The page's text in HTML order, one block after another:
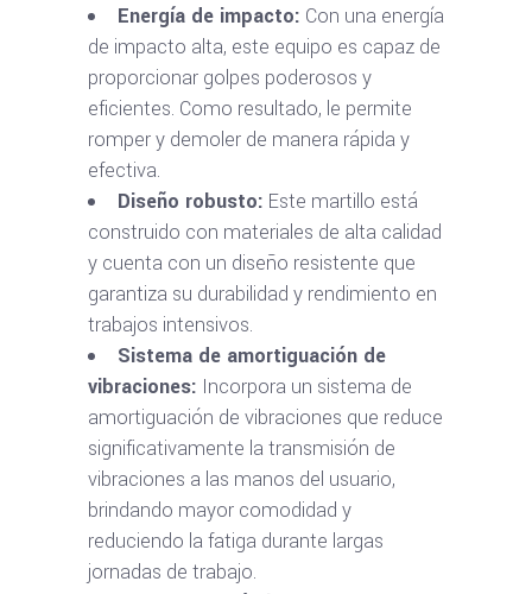
Energía de impacto: Con una energía
de impacto alta, este equipo es capaz de
proporcionar golpes poderosos y
eficientes. Como resultado, le permite
romper y demoler de manera rápida y
efectiva.
Diseño robusto: Este martillo está
construido con materiales de alta calidad
y cuenta con un diseño resistente que
garantiza su durabilidad y rendimiento en
trabajos intensivos.
Sistema de amortiguación de
vibraciones: Incorpora un sistema de
amortiguación de vibraciones que reduce
significativamente la transmisión de
vibraciones a las manos del usuario,
brindando mayor comodidad y
reduciendo la fatiga durante largas
jornadas de trabajo.